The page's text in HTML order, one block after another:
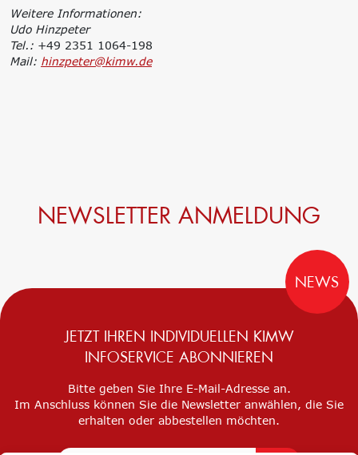
Weitere Informationen:
Udo Hinzpeter
Tel.: +49 2351 1064-198
Mail: hinzpeter@kimw.de
NEWSLETTER ANMELDUNG
NEWS
JETZT IHREN INDIVIDUELLEN KIMW
INFOSERVICE ABONNIEREN
Bitte geben Sie Ihre E-Mail-Adresse an.
Im Anschluss können Sie die Newsletter anwählen, die Sie
erhalten oder abbestellen möchten.